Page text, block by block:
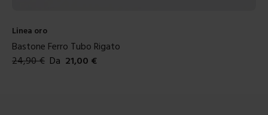
Linea oro
Bastone Ferro Glass
27,90€ Da 24,00 €